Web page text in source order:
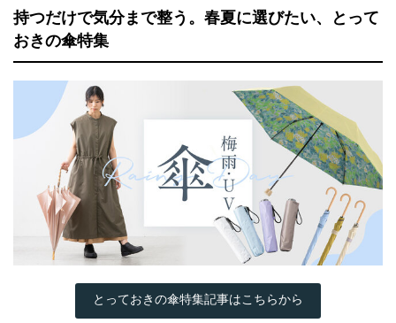
持つだけで気分まで整う。春夏に選びたい、とって
おきの傘特集
とっておきの傘特集記事はこちらから